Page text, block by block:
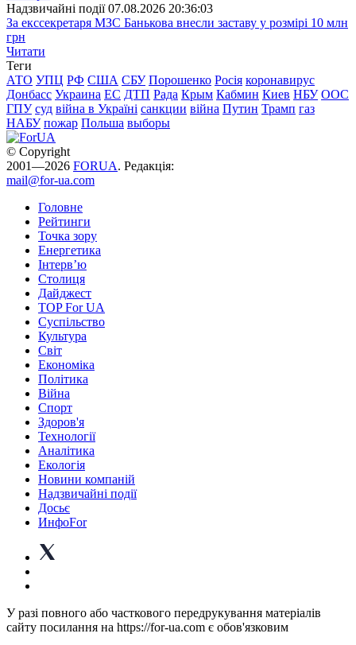
Надзвичайні події 07.08.2026 20:36:03
За екссекретаря МЗС Банькова внесли заставу у розмірі 10 млн
грн
Читати
Теги
АТО УПЦ РФ США СБУ Порошенко Росія коронавирус
Донбасс Украина ЕС ДТП Рада Крым Кабмин Киев НБУ ООС
ГПУ суд війна в Україні санкции війна Путин Трамп газ
НАБУ пожар Польша выборы
© Copyright
2001—2026 FORUA. Редакція:
mail@for-ua.com
Головне
Рейтинги
Точка зору
Енергетика
Інтерв’ю
Столиця
Дайджест
TOP For UA
Суспiльство
Культура
Світ
Економіка
Політика
Війна
Спорт
Здоров'я
Технології
Аналітика
Екологія
Новини компаній
Надзвичайні події
Досьє
ИнфоFor
У разі повного або часткового передрукування матеріалів
сайту посилання на https://for-ua.com є обов'язковим